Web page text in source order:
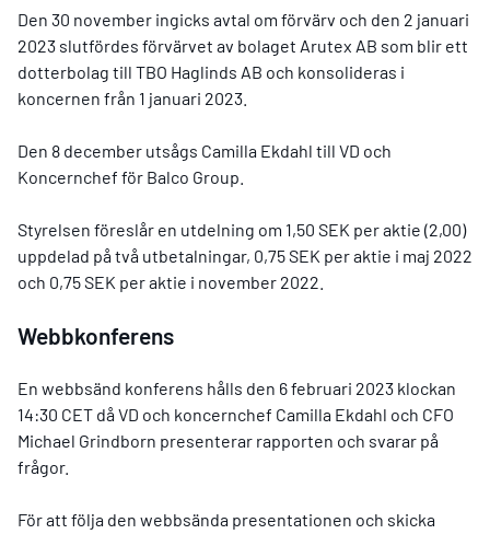
Den 30 november ingicks avtal om förvärv och den 2 januari
2023 slutfördes förvärvet av bolaget Arutex AB som blir ett
dotterbolag till TBO Haglinds AB och konsolideras i
koncernen från 1 januari 2023.
Den 8 december utsågs Camilla Ekdahl till VD och
Koncernchef för Balco Group.
Styrelsen föreslår en utdelning om 1,50 SEK per aktie (2,00)
uppdelad på två utbetalningar, 0,75 SEK per aktie i maj 2022
och 0,75 SEK per aktie i november 2022.
Webbkonferens
En webbsänd konferens hålls den 6 februari 2023 klockan
14:30 CET då VD och koncernchef Camilla Ekdahl och CFO
Michael Grindborn presenterar rapporten och svarar på
frågor.
För att följa den webbsända presentationen och skicka